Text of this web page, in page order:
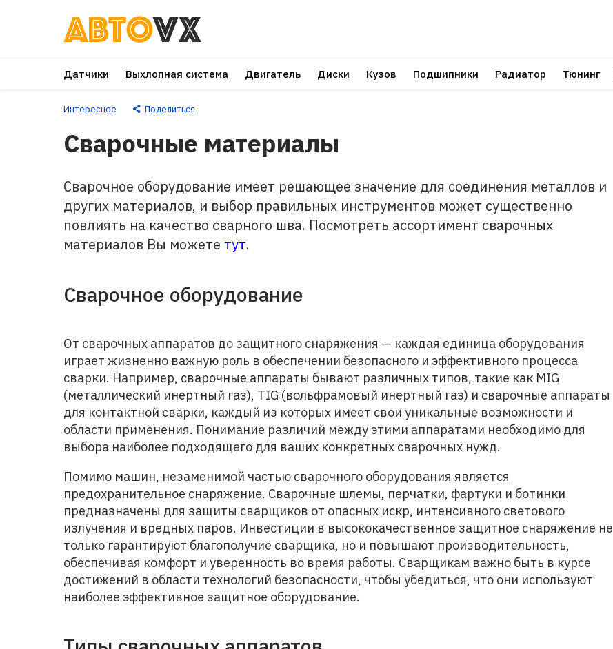
Перейти
основному
контенту
Датчики Выхлопная система Двигатель Диски Кузов Подшипники Радиатор Тюнинг
Интересное Поделиться
Сварочные материалы
Сварочное оборудование имеет решающее значение для соединения металлов и
других материалов, и выбор правильных инструментов может существенно
повлиять на качество сварного шва. Посмотреть ассортимент сварочных
материалов Вы можете тут.
Сварочное оборудование
От сварочных аппаратов до защитного снаряжения — каждая единица оборудования
играет жизненно важную роль в обеспечении безопасного и эффективного процесса
сварки. Например, сварочные аппараты бывают различных типов, такие как MIG
(металлический инертный газ), TIG (вольфрамовый инертный газ) и сварочные аппараты
для контактной сварки, каждый из которых имеет свои уникальные возможности и
области применения. Понимание различий между этими аппаратами необходимо для
выбора наиболее подходящего для ваших конкретных сварочных нужд.
Помимо машин, незаменимой частью сварочного оборудования является
предохранительное снаряжение. Сварочные шлемы, перчатки, фартуки и ботинки
предназначены для защиты сварщиков от опасных искр, интенсивного светового
излучения и вредных паров. Инвестиции в высококачественное защитное снаряжение не
только гарантируют благополучие сварщика, но и повышают производительность,
обеспечивая комфорт и уверенность во время работы. Сварщикам важно быть в курсе
достижений в области технологий безопасности, чтобы убедиться, что они используют
наиболее эффективное защитное оборудование.